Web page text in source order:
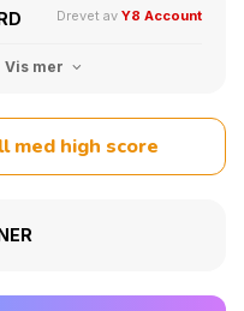
Drevet av Y8 Account
Vis mer
med high score